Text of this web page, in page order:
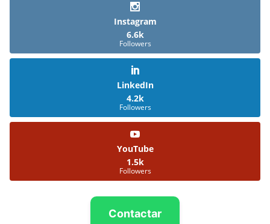
Instagram
6.6k
Followers
LinkedIn
4.2k
Followers
YouTube
1.5k
Followers
Contactar